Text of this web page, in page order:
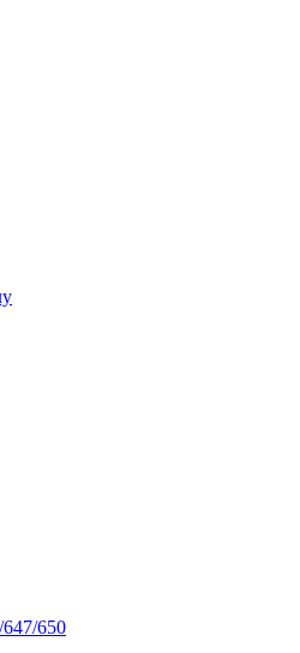
650